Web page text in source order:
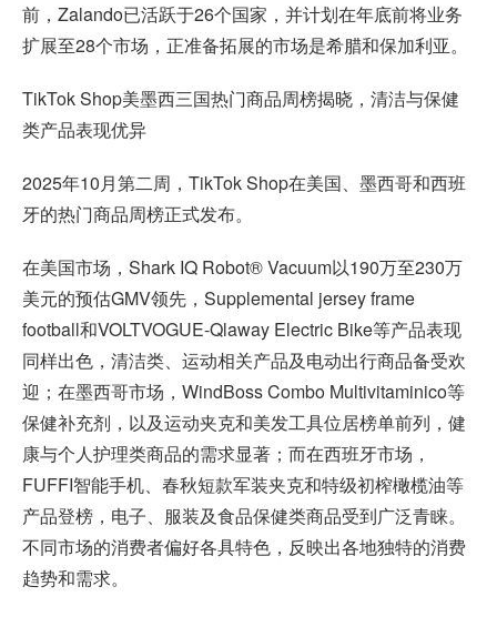
前，Zalando已活跃于26个国家，并计划在年底前将业务
扩展至28个市场，正准备拓展的市场是希腊和保加利亚。
TikTok Shop美墨西三国热门商品周榜揭晓，清洁与保健
类产品表现优异
2025年10月第二周，TikTok Shop在美国、墨西哥和西班
牙的热门商品周榜正式发布。
在美国市场，Shark IQ Robot® Vacuum以190万至230万
美元的预估GMV领先，Supplemental jersey frame
football和VOLTVOGUE-Qlaway Electric Bike等产品表现
同样出色，清洁类、运动相关产品及电动出行商品备受欢
迎；在墨西哥市场，WindBoss Combo Multivitaminico等
保健补充剂，以及运动夹克和美发工具位居榜单前列，健
康与个人护理类商品的需求显著；而在西班牙市场，
FUFFI智能手机、春秋短款军装夹克和特级初榨橄榄油等
产品登榜，电子、服装及食品保健类商品受到广泛青睐。
不同市场的消费者偏好各具特色，反映出各地独特的消费
趋势和需求。